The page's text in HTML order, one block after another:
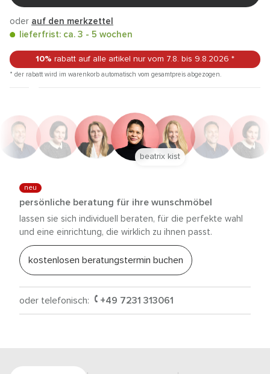
oder auf den merkzettel
lieferfrist: ca. 3 - 5 wochen
10% rabatt auf alle artikel nur vom 7.8. bis 9.8.2026 *
* der rabatt wird im warenkorb automatisch vom gesamtpreis abgezogen.
neu
persönliche beratung für ihre wunschmöbel
lassen sie sich individuell beraten, für die perfekte wahl
und eine einrichtung, die wirklich zu ihnen passt.
kostenlosen beratungstermin buchen
oder telefonisch: +49 7231 313061
beatrix kist